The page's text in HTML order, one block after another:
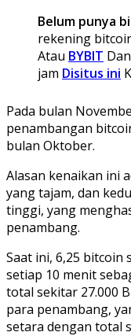
Belum punya
rekening
Atau BYBIT
jam Disitus ini
Pada bulan
penambangan
bulan Oktober.
Alasan kenaikan ini
yang tajam, dan
tinggi, yang
penambang.
Saat ini, 6,25
setiap 10 menit
total sekitar 27.000
para penambang,
setara dengan total